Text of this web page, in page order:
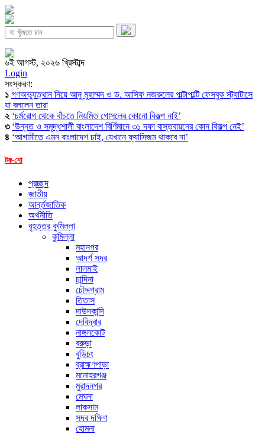
৬ই আগস্ট, ২০২৬ খ্রিস্টাব্দ
Login
সংস্করণ:
১ গণঅভ্যুত্থান নিয়ে আনু মুহাম্মদ ও ড. আসিফ নজরুলের পাল্টাপাল্টি ফেসবুক স্ট্যাটাসে
যা বললেন তারা
২ ‘চর্মরোগ থেকে বাঁচতে নিয়মিত গোসলের কোনো বিকল্প নাই’
৩ ‘উন্নত ও সমৃদ্ধশালী বাংলাদেশ বির্ণিমানে ৩১ দফা বাস্তবায়নের কোন বিকল্প নেই’
৪ ‘আগামীতে এমন বাংলাদেশ চাই, যেখানে ফ্যাসিজম থাকবে না’
টক-শো
প্রচ্ছদ
জাতীয়
আর্ন্তজাতিক
অর্থনীতি
বৃহত্তর কুমিল্লা
কুমিল্লা
মহানগর
আদর্শ সদর
লালমাই
চান্দিনা
চৌদ্দগ্রাম
তিতাস
দাউদকান্দি
দেবিদ্বার
নাঙ্গলকোট
বরুড়া
বুড়িচং
ব্রাহ্মণপাড়া
মনোহরগঞ্জ
মুরাদনগর
মেঘনা
লাকসাম
সদর দক্ষিণ
হোমনা